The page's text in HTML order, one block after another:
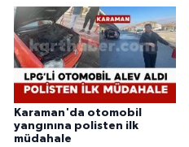
Karaman'da otomobil
yangınına polisten ilk
müdahale